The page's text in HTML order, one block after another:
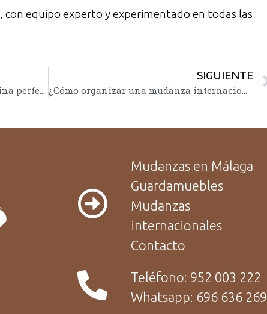
, con equipo experto y experimentado en todas las
¿Cómo hacer una mudanza de oficina perfecta?
SIGUIENTE
¿Cómo organizar una mudanza internacional?
Mudanzas en Málaga
Guardamuebles
Mudanzas
internacionales
Contacto
Teléfono: 952 003 222
Whatsapp: 696 636 269